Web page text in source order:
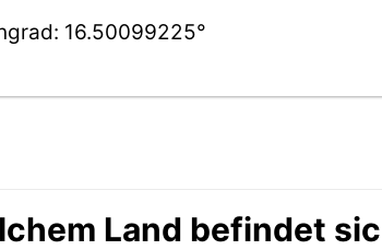
16.50099225°
Land befindet